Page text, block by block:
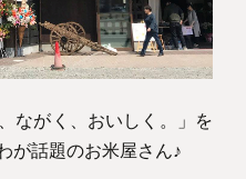
SHIP All rights reserved.
ながく、おいしく。」を
が話題のお米屋さん♪